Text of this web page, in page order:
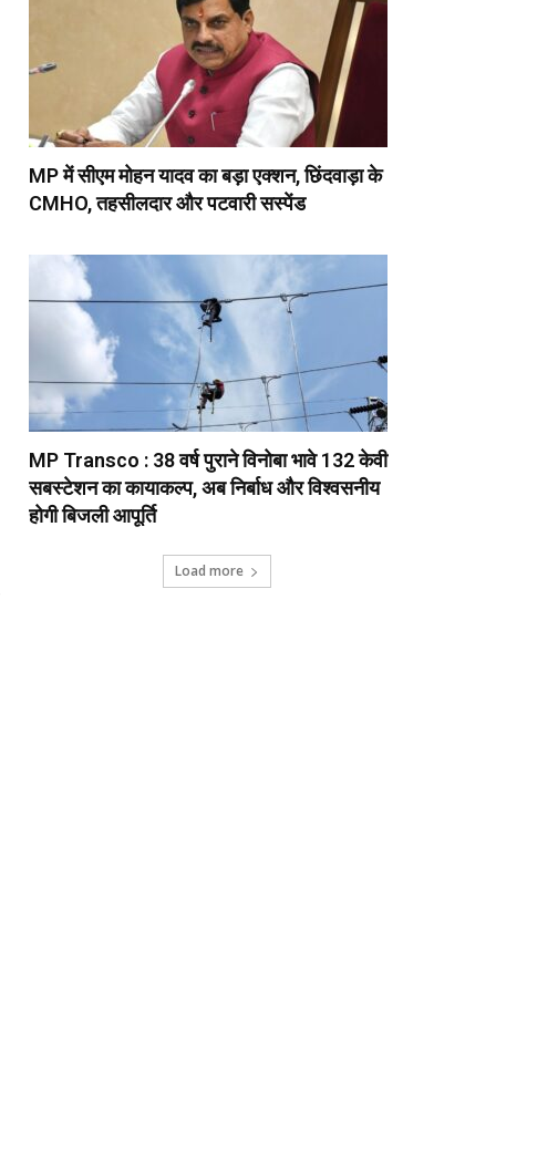
MP में सीएम मोहन यादव का बड़ा एक्शन, छिंदवाड़ा के
CMHO, तहसीलदार और पटवारी सस्पेंड
MP Transco : 38 वर्ष पुराने विनोबा भावे 132 केवी
सबस्टेशन का कायाकल्प, अब निर्बाध और विश्वसनीय
होगी बिजली आपूर्ति
Load more